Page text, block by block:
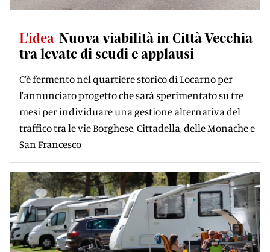
L'idea Nuova viabilità in Città Vecchia
tra levate di scudi e applausi
C’è fermento nel quartiere storico di Locarno per
l’annunciato progetto che sarà sperimentato su tre
mesi per individuare una gestione alternativa del
traffico tra le vie Borghese, Cittadella, delle Monache e
San Francesco